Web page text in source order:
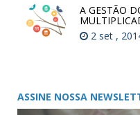
A GESTÃO
2 set ,
ASSINE NOSSA